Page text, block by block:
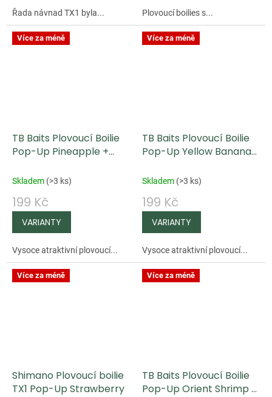
Řada návnad TX1 byla... Plovoucí boilies s...
Více za méně
TB Baits Plovoucí Boilie
Pop-Up Pineapple +
Skladem (>3 ks)
199 Kč
Vysoce atraktivní plovoucí...
Více za méně
TB Baits Plovoucí Boilie
Pop-Up Yellow Banana
Skladem (>3 ks)
199 Kč
Vysoce atraktivní plovoucí...
Více za méně
Shimano Plovoucí boilie
TX1 Pop-Up Strawberry
Více za méně
TB Baits Plovoucí Boilie
Pop-Up Orient Shrimp +